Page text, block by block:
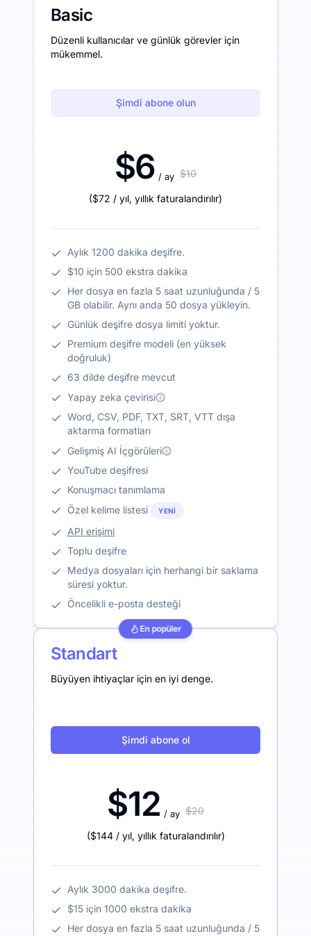
Basic
Düzenli kullanıcılar ve günlük görevler için
mükemmel.
Şimdi abone olun
$6 / ay $10
($72 / yıl, yıllık faturalandırılır)
Aylık 1200 dakika deşifre.
$10 için 500 ekstra dakika
Her dosya en fazla 5 saat uzunluğunda / 5
GB olabilir. Aynı anda 50 dosya yükleyin.
Günlük deşifre dosya limiti yoktur.
Premium deşifre modeli (en yüksek
doğruluk)
63 dilde deşifre mevcut
Yapay zeka çevirisi
Word, CSV, PDF, TXT, SRT, VTT dışa
aktarma formatları
Gelişmiş AI İçgörüleri
YouTube deşifresi
Konuşmacı tanımlama
Özel kelime listesi
YENI
API erişimi
Toplu deşifre
Medya dosyaları için herhangi bir saklama
süresi yoktur.
Öncelikli e-posta desteği
En popüler
Standart
Büyüyen ihtiyaçlar için en iyi denge.
Şimdi abone ol
$12 / ay $20
($144 / yıl, yıllık faturalandırılır)
Aylık 3000 dakika deşifre.
$15 için 1000 ekstra dakika
Her dosya en fazla 5 saat uzunluğunda / 5